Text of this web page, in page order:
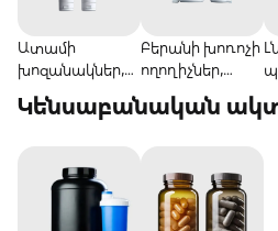
Ատամի
խոզանակներ,
մածուկներ և
փոշի
Բերանի խոռոչի
ողողիչներ,
ցողիչներ և
թելեր
Կենսաբանական